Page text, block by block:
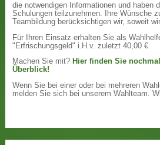
die notwendigen Informationen und haben
Schulungen teilzunehmen. Ihre Wünsche
Teambildung berücksichtigen wir, soweit
Für Ihren Einsatz erhalten Sie als
"Erfrischungsgeld" i.H.v. zuletzt 40,00 €.
Machen Sie mit? Hier finden Sie
Überblick!
Wenn Sie bei einer oder bei mehreren
melden Sie sich bei unserem Wahlteam.